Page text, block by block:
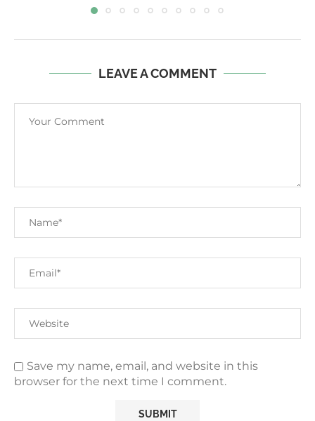
LEAVE A COMMENT
Save my name, email, and website in this
browser for the next time I comment.